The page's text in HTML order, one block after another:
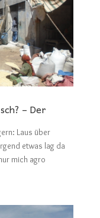
– Der
Laus über
etwas lag da
mich agro